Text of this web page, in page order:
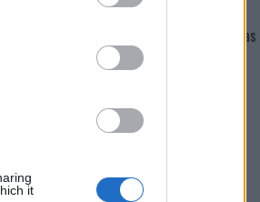
it
Giovannimaria Cabras